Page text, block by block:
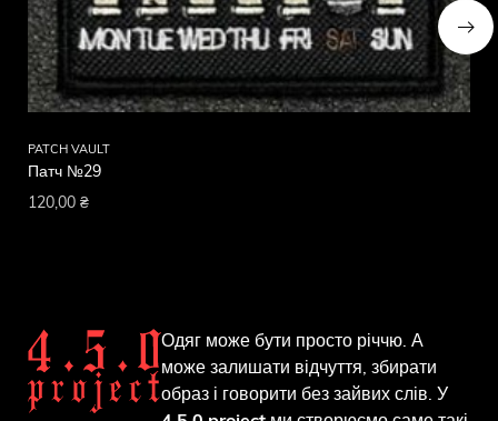
PATCH VAULT
Патч №29
120,00 ₴
Одяг може бути просто річчю. А
може залишати відчуття, збирати
образ і говорити без зайвих слів. У